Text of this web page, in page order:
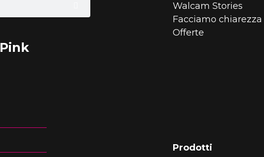
Pink
Walcam Stories
Facciamo chiarezza
Offerte
Prodotti